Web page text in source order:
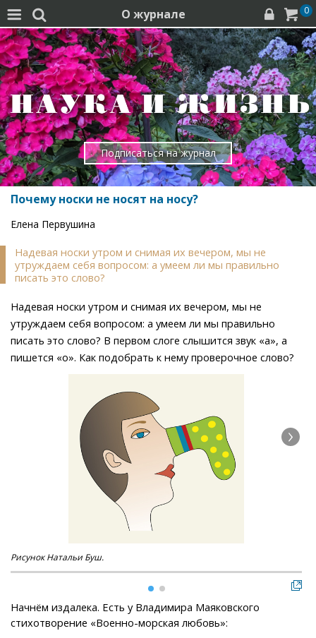
  О журнале   0
Подписаться на журнал
Почему носки не носят на носу?
Елена Первушина
Надевая носки утром и снимая их вечером, мы не
утруждаем себя вопросом: а умеем ли мы правильно
писать это слово?
Надевая носки утром и снимая их вечером, мы не
утруждаем себя вопросом: а умеем ли мы правильно
писать это слово? В первом слоге слышится звук «а», а
пишется «о». Как подобрать к нему проверочное слово?
Рисунoк Натальи Буш.
Начнём издалека. Есть у Владимира Маяковского
стихотворение «Военно-морская любовь»: